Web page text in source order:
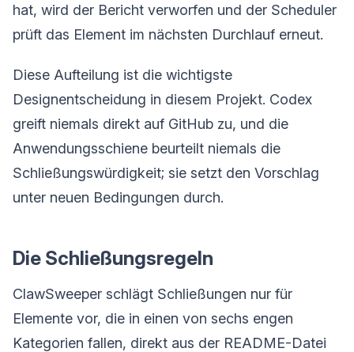
hat, wird der Bericht verworfen und der Scheduler
prüft das Element im nächsten Durchlauf erneut.
Diese Aufteilung ist die wichtigste
Designentscheidung in diesem Projekt. Codex
greift niemals direkt auf GitHub zu, und die
Anwendungsschiene beurteilt niemals die
Schließungswürdigkeit; sie setzt den Vorschlag
unter neuen Bedingungen durch.
Die Schließungsregeln
ClawSweeper schlägt Schließungen nur für
Elemente vor, die in einen von sechs engen
Kategorien fallen, direkt aus der README-Datei